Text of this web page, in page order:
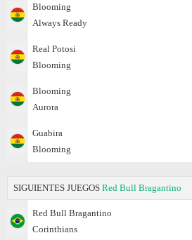
Blooming
Always Ready
Real Potosi
Blooming
Blooming
Aurora
Guabira
Blooming
SIGUIENTES JUEGOS Red Bull Bragantino
Red Bull Bragantino
Corinthians